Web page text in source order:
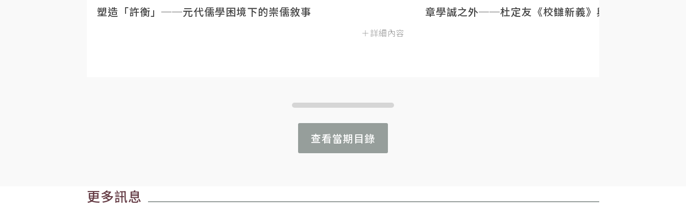
塑造「許衡」──元代儒學困境下的崇儒敘事
＋詳細內容
章學誠之外──杜定友《校讎新義》與民初目錄學的重
查看當期目錄
更多訊息